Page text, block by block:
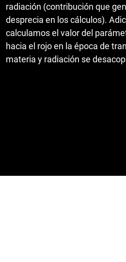
radiación (contribución que
desprecia en los cálculos).
calculamos el valor del
hacia el rojo en la época de
materia y radiación se